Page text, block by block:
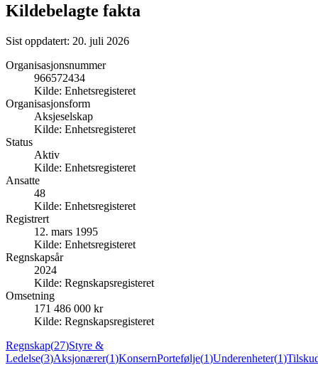
Kildebelagte fakta
Sist oppdatert: 20. juli 2026
Organisasjonsnummer
966572434
Kilde: Enhetsregisteret
Organisasjonsform
Aksjeselskap
Kilde: Enhetsregisteret
Status
Aktiv
Kilde: Enhetsregisteret
Ansatte
48
Kilde: Enhetsregisteret
Registrert
12. mars 1995
Kilde: Enhetsregisteret
Regnskapsår
2024
Kilde: Regnskapsregisteret
Omsetning
171 486 000 kr
Kilde: Regnskapsregisteret
Regnskap(27)Styre &
Ledelse(3)Aksjonærer(1)KonsernPortefølje(1)Underenheter(1)